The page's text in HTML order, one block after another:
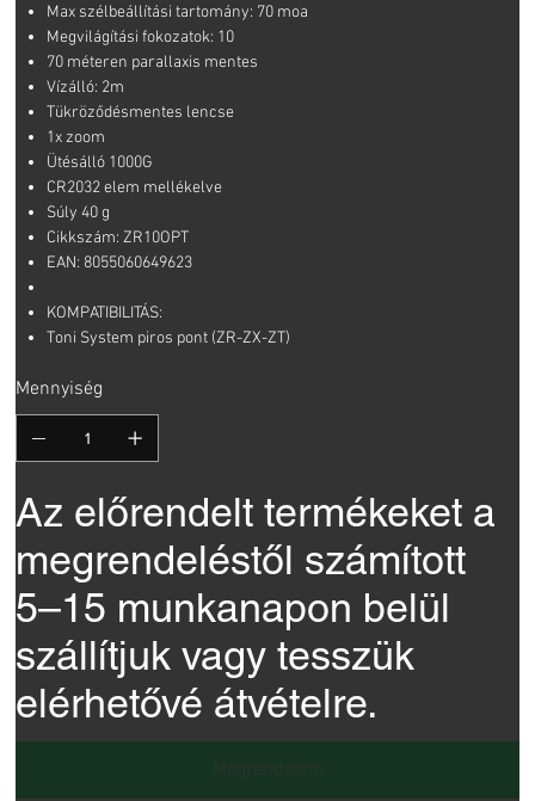
Max szélbeállítási tartomány: 70 moa
Megvilágítási fokozatok: 10
70 méteren parallaxis mentes
Vízálló: 2m
Tükröződésmentes lencse
1x zoom
Ütésálló 1000G
CR2032 elem mellékelve
Súly 40 g
Cikkszám: ZR10OPT
EAN: 8055060649623
KOMPATIBILITÁS:
Toni System piros pont (ZR-ZX-ZT)
Mennyiség
Az előrendelt termékeket a
megrendeléstől számított
5–15 munkanapon belül
szállítjuk vagy tesszük
elérhetővé átvételre.
Megrendelem